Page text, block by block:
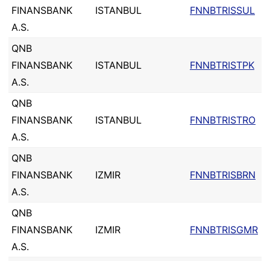
FINANSBANK
A.S.
ISTANBUL FNNBTRISSUL
QNB
FINANSBANK
A.S.
ISTANBUL FNNBTRISTPK
QNB
FINANSBANK
A.S.
ISTANBUL FNNBTRISTRO
QNB
FINANSBANK
A.S.
IZMIR FNNBTRISBRN
QNB
FINANSBANK
A.S.
IZMIR FNNBTRISGMR